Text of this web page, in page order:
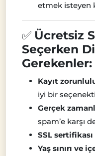
etmek isteyen
✅ Ücretsiz
Seçerken
Gerekenler:
Kayıt
iyi bir
Gerçek
spam’e karşı
SSL sertifikası
Yaş sınırı ve